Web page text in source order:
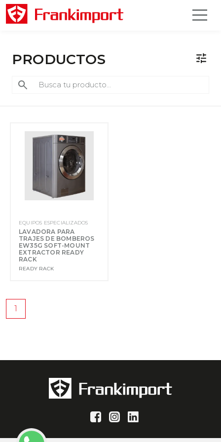
PRODUCTOS
EQUIPOS ESPECIALIZADOS
LAVADORA PARA
TRAJES DE BOMBEROS
EW35G SOFT-MOUNT
EXTRACTOR READY
RACK
READY RACK
1